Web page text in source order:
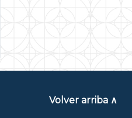
Volver arriba ∧